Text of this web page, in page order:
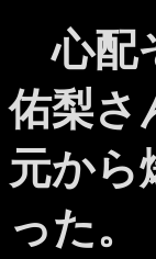
心配
佑梨さ
元から
った。